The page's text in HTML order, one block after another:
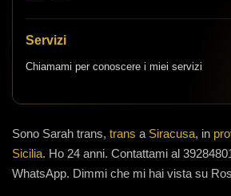
Servizi
Chiamami per conoscere i miei servizi
Sono Sarah trans, trans a Siracusa, in
Sicilia. Ho 24 anni. Contattami al
WhatsApp. Dimmi che mi hai vista su